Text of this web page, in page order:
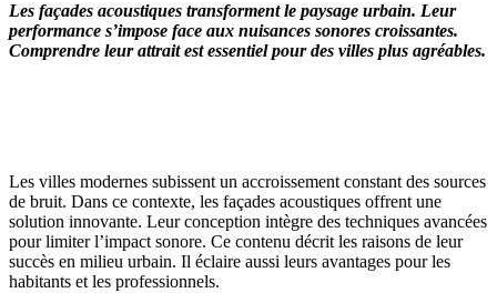
Les façades acoustiques transforment le paysage urbain. Leur
performance s’impose face aux nuisances sonores croissantes.
Comprendre leur attrait est essentiel pour des villes plus agréables.
Les villes modernes subissent un accroissement constant des sources
de bruit. Dans ce contexte, les façades acoustiques offrent une
solution innovante. Leur conception intègre des techniques avancées
pour limiter l’impact sonore. Ce contenu décrit les raisons de leur
succès en milieu urbain. Il éclaire aussi leurs avantages pour les
habitants et les professionnels.